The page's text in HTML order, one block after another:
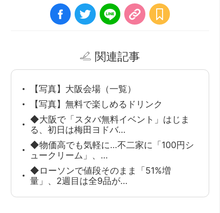
関連記事
【写真】大阪会場（一覧）
【写真】無料で楽しめるドリンク
◆大阪で「スタバ無料イベント」はじま
る、初日は梅田ヨドバ…
◆物価高でも気軽に…不二家に「100円シ
ュークリーム」、…
◆ローソンで値段そのまま「51%増
量」、2週目は全9品が…